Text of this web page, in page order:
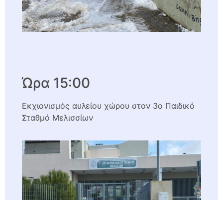
Ώρα 15:00
Εκχιονισμός αυλείου χώρου στον 3ο Παιδικό
Σταθμό Μελισσίων